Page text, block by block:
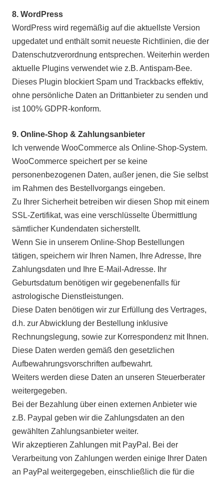
8. WordPress
WordPress wird regemäßig auf die aktuellste Version
upgedatet und enthält somit neueste Richtlinien, die der
Datenschutzverordnung entsprechen. Weiterhin werden
aktuelle Plugins verwendet wie z.B. Antispam-Bee.
Dieses Plugin blockiert Spam und Trackbacks effektiv,
ohne persönliche Daten an Drittanbieter zu senden und
ist 100% GDPR-konform.
9. Online-Shop & Zahlungsanbieter
Ich verwende WooCommerce als Online-Shop-System.
WooCommerce speichert per se keine
personenbezogenen Daten, außer jenen, die Sie selbst
im Rahmen des Bestellvorgangs eingeben.
Zu Ihrer Sicherheit betreiben wir diesen Shop mit einem
SSL-Zertifikat, was eine verschlüsselte Übermittlung
sämtlicher Kundendaten sicherstellt.
Wenn Sie in unserem Online-Shop Bestellungen
tätigen, speichern wir Ihren Namen, Ihre Adresse, Ihre
Zahlungsdaten und Ihre E-Mail-Adresse. Ihr
Geburtsdatum benötigen wir gegebenenfalls für
astrologische Dienstleistungen.
Diese Daten benötigen wir zur Erfüllung des Vertrages,
d.h. zur Abwicklung der Bestellung inklusive
Rechnungslegung, sowie zur Korrespondenz mit Ihnen.
Diese Daten werden gemäß den gesetzlichen
Aufbewahrungsvorschriften aufbewahrt.
Weiters werden diese Daten an unseren Steuerberater
weitergegeben.
Bei der Bezahlung über einen externen Anbieter wie
z.B. Paypal geben wir die Zahlungsdaten an den
gewählten Zahlungsanbieter weiter.
Wir akzeptieren Zahlungen mit PayPal. Bei der
Verarbeitung von Zahlungen werden einige Ihrer Daten
an PayPal weitergegeben, einschließlich die für die